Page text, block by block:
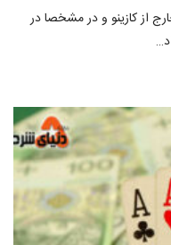
از کازینو و در مشخصا در